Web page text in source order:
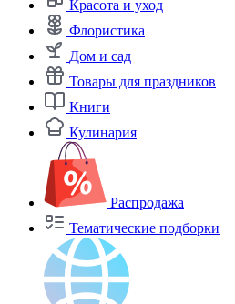
Красота и уход
Флористика
Дом и сад
Товары для праздников
Книги
Кулинария
Распродажа
Тематические подборки